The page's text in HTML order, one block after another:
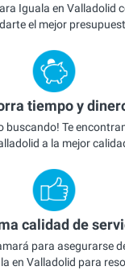
Iguala en Valladolid
el mejor
tiempo y
buscando! Te
a la mejor
calidad de
para asegurarse
en Valladolid para